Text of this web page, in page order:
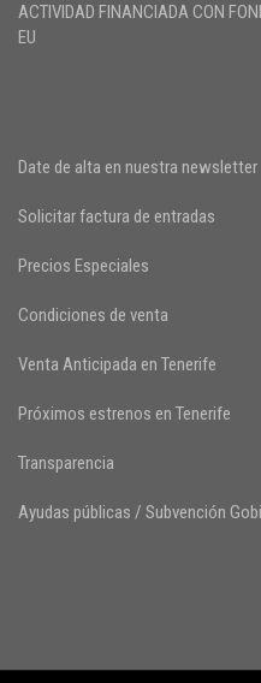
ACTIVIDAD FINANCIADA CON
EU
Date de alta en nuestra newsletter
Solicitar factura de entradas
Precios Especiales
Condiciones de venta
Venta Anticipada en Tenerife
Próximos estrenos en Tenerife
Transparencia
Ayudas públicas / Subvención